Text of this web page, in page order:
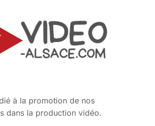
à la promotion de nos
dans la production vidéo.